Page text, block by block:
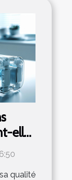
elles
qualité